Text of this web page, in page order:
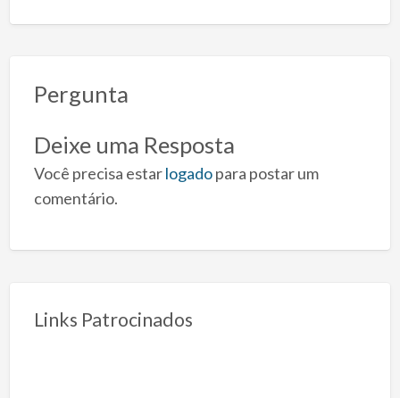
Pergunta
Deixe uma Resposta
Você precisa estarlogadopara postar um
comentário.
Links Patrocinados